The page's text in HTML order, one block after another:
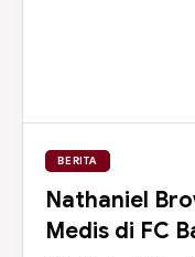
BERITA
Nathaniel
Medis di FC